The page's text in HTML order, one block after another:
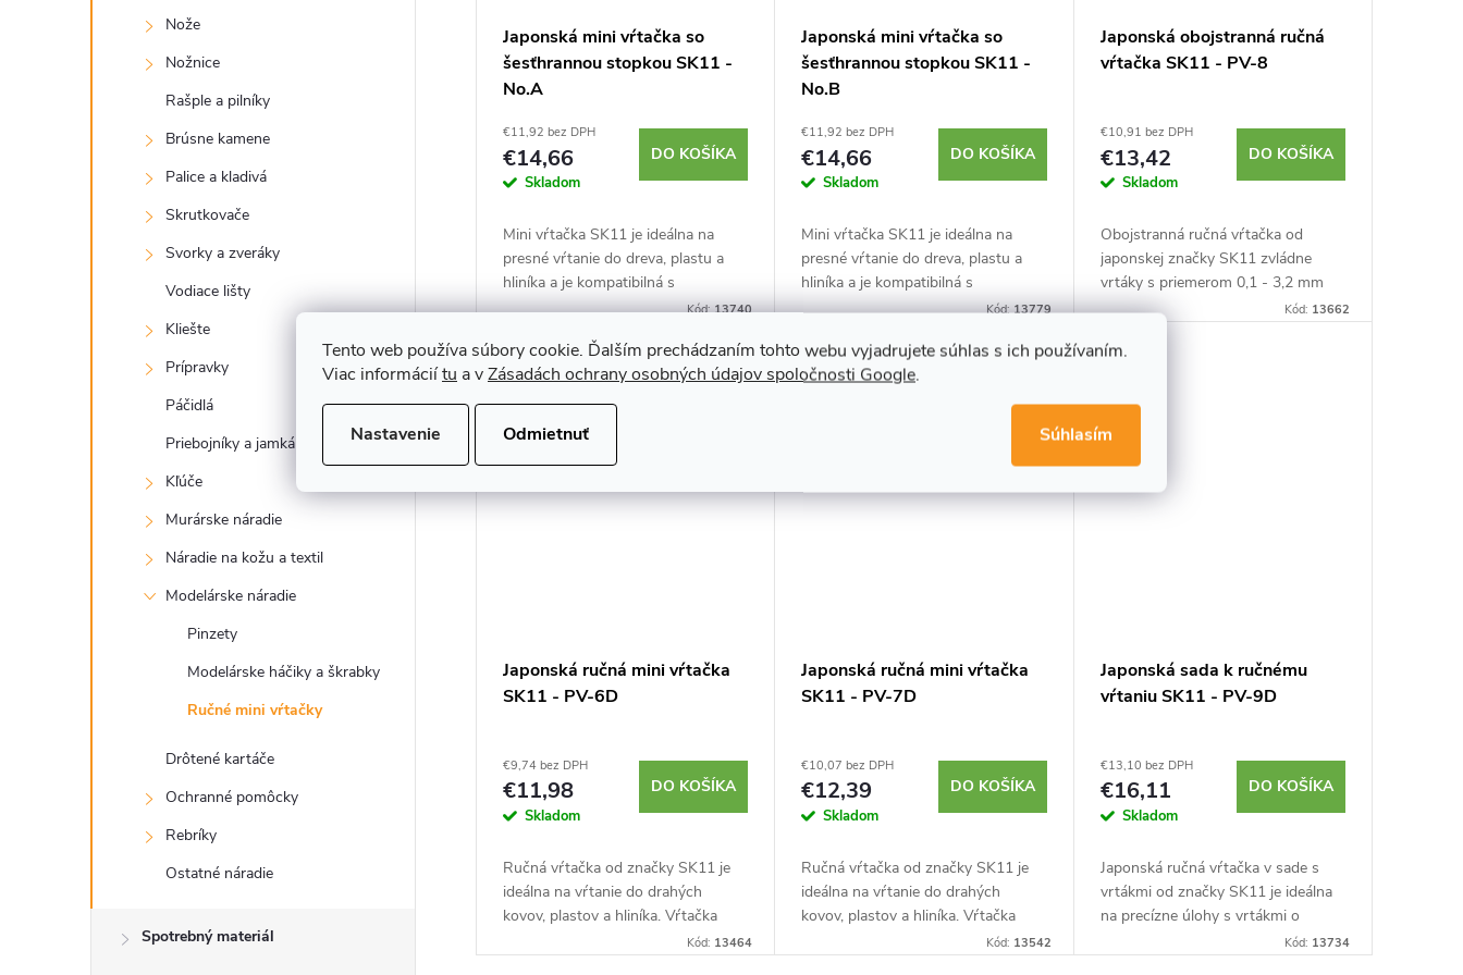
Tento web používa súbory cookie. Ďalším prechádzaním tohto webu vyjadrujete súhlas s ich používaním.
Viac informáciítu a vZásadách ochrany osobných údajov spoločnosti Google.
Nastavenie Odmietnuť Súhlasím
Nože
Nožnice
Rašple a pilníky
Brúsne kamene
Palice a kladivá
Skrutkovače
Svorky a zveráky
Vodiace lišty
Kliešte
Prípravky
Páčidlá
Priebojníky a jamkáre
Kľúče
Murárske náradie
Náradie na kožu a textil
Modelárske náradie
Pinzety
Modelárske háčiky a škrabky
Ručné mini vŕtačky
Drôtené kartáče
Ochranné pomôcky
Rebríky
Ostatné náradie
Spotrebný materiál
t
o
v
t
o
v
Japonská mini vŕtačka so
šesťhrannou stopkou SK11 -
No.A
€11,92 bez DPH
€14,66
Skladom
DO KOŠÍKA
Mini vŕtačka SK11 je ideálna na
presné vŕtanie do dreva, plastu a
hliníka a je kompatibilná s
elektrickými vŕtačkami. Sada
Vyrobené v...
Kód:13740
Japonská mini vŕtačka so
šesťhrannou stopkou SK11 -
No.B
€11,92 bez DPH
€14,66
Skladom
DO KOŠÍKA
Mini vŕtačka SK11 je ideálna na
presné vŕtanie do dreva, plastu a
hliníka a je kompatibilná s
elektrickými vŕtačkami. Sada
Vyrobené v...
Kód:13779
Japonská obojstranná ručná
vŕtačka SK11 - PV-8
€10,91 bez DPH
€13,42
Skladom
DO KOŠÍKA
Obojstranná ručná vŕtačka od
japonskej značky SK11 zvládne
vrtáky s priemerom 0,1 - 3,2 mm
pre jemné vŕtanie. Je ideálna na
Vrták...
Kód: 13662
Japonská ručná mini vŕtačka
SK11 - PV-6D
€9,74 bez DPH
€11,98
Skladom
DO KOŠÍKA
Ručná vŕtačka od značky SK11 je
ideálna na vŕtanie do drahých
kovov, plastov a hliníka. Vŕtačka
tvorí otvory pre malé skrutky s
Kód: 13464
Japonská ručná mini vŕtačka
SK11 - PV-7D
€10,07 bez DPH
€12,39
Skladom
DO KOŠÍKA
Ručná vŕtačka od značky SK11 je
ideálna na vŕtanie do drahých
kovov, plastov a hliníka. Vŕtačka
tvorí otvory pre malé skrutky s
Kód: 13542
Japonská sada k ručnému
vŕtaniu SK11 - PV-9D
€13,10 bez DPH
€16,11
Skladom
DO KOŠÍKA
Japonská ručná vŕtačka v sade s
vrtákmi od značky SK11 je ideálna
na precízne úlohy s vrtákmi o
priemere 0,1 - 3,2 mm. Sada je
Kód: 13734